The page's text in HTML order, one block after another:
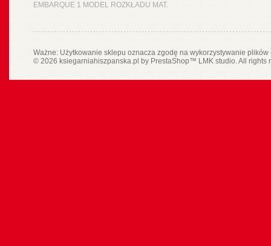
EMBARQUE 1 MODEL ROZKŁADU MAT.
Ważne: Użytkowanie sklepu oznacza zgodę na wykorzystywanie
© 2026 ksiegarniahiszpanska.pl by PrestaShop™ LMK studio. All rights